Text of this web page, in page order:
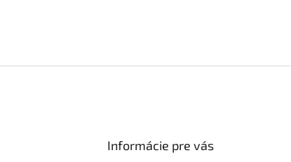
Informácie pre vás